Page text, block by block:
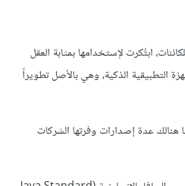
ابتُكرت لإستخدامها بمثابة العقل
التطبيقية الذكية، وهي بالأصل تطويراً
هنالك عدة إصدارات وفرتها الشركات